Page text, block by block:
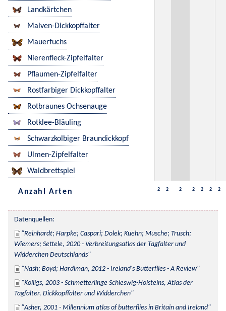
Landkärtchen
Malven-Dickkopffalter
Mauerfuchs
Nierenfleck-Zipfelfalter
Pflaumen-Zipfelfalter
Rostfarbiger Dickkopffalter
Rotbraunes Ochsenauge
Rotklee-Bläuling
Schwarzkolbiger Braundickkopf
Ulmen-Zipfelfalter
Waldbrettspiel
Anzahl Arten 2 2 2 2 2 2 2
Datenquellen:
Reinhardt; Harpke; Caspari; Dolek; Kuehn; Musche; Trusch;
Wiemers; Settele, 2020 - Verbreitungsatlas der Tagfalter und
Widderchen Deutschlands
Nash; Boyd; Hardiman, 2012 - Ireland's Butterflies - A Review
Kolligs, 2003 - Schmetterlinge Schleswig-Holsteins, Atlas der
Tagfalter, Dickkopffalter und Widderchen
Asher, 2001 - Millennium atlas of butterflies in Britain and Ireland